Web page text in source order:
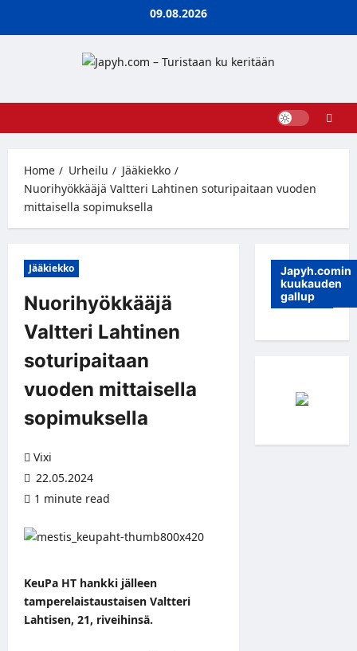
09.08.2026
Home Urheilu
Jääkiekko
Nuorihyökkääjä Valtteri Lahtinen soturipaitaan vuoden
mittaisella sopimuksella
Jääkiekko
Nuorihyökkääjä
Valtteri Lahtinen
soturipaitaan
vuoden mittaisella
sopimuksella
Vixi
22.05.2024
1 minute read
KeuPa HT hankki jälleen
tamperelaistaustaisen Valtteri
Lahtisen, 21, riveihinsä.
Japyh.comin
kuukauden
gallup